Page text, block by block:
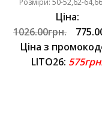
Ціна:
1026.00грн.
Ціна з
LITO26: